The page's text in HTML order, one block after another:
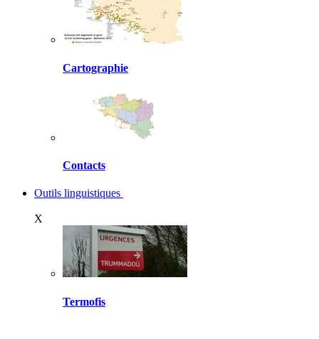
Cartographie
Contacts
Outils linguistiques
X
Termofis